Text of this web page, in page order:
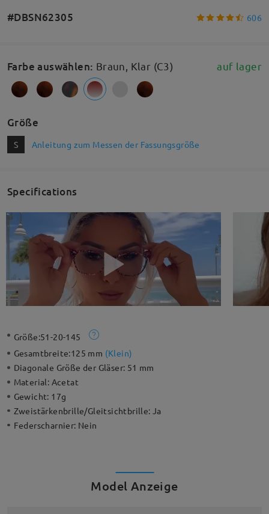
#DBSN62305 606
Farbe auswählen: Braun, Klar (C3) auf lager
Größe
S Anleitung zum Messen der Fassungsgröße
Specifications
Größe:51-20-145
Gesamtbreite:125 mm (Klein)
Diagonale Größe der Gläser: 51 mm
Material: Acetat
Gewicht: 17g
Zweistärkenbrille/Gleitsichtbrille:Ja
Federscharnier: Nein
Model Anzeige